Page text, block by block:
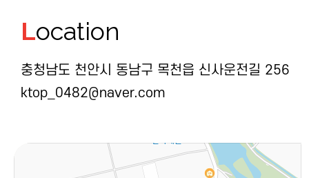
Location
충청남도 천안시 동남구 목천읍 신사운전길 256
ktop_0482@naver.com